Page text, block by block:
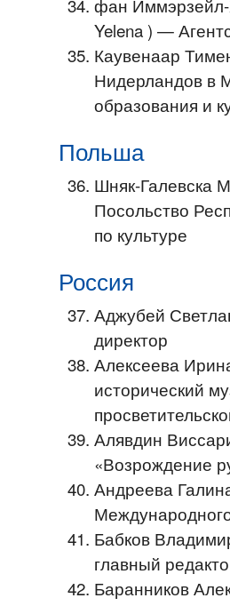
Yelena ) —
Каувенаар
Нидерландов в
образования и
Польша
Шняк-Галевска
Посольство
по культуре
Россия
Аджубей
директор
Алексеева
исторический
Алявдин
«Возрождение
Андреева
Бабков
главный
Баранников